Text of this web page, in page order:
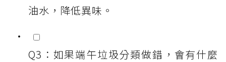
油水，降低異味。
Q3：如果端午垃圾分類做錯，會有什麼